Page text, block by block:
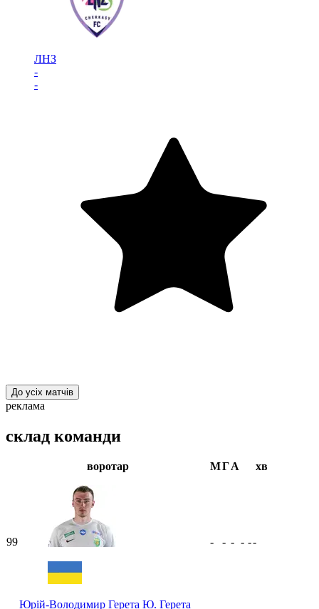
ЛНЗ
-
-
До усіх матчів
реклама
склад команди
воротар МГА хв
99
Юрій-Володимир Герета Ю. Герета
- - - - --